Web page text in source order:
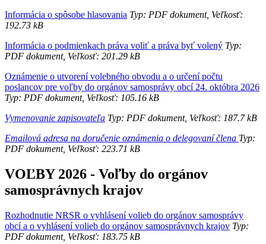
Informácia o spôsobe hlasovania Typ: PDF dokument, Veľkosť:
192.73 kB
Informácia o podmienkach práva voliť a práva byť volený Typ:
PDF dokument, Veľkosť: 201.29 kB
Oznámenie o utvorení volebného obvodu a o určení počtu
poslancov pre voľby do orgánov samosprávy obcí 24. októbra 2026
Typ: PDF dokument, Veľkosť: 105.16 kB
Vymenovanie zapisovateľa Typ: PDF dokument, Veľkosť: 187.7 kB
Emailová adresa na doručenie oznámenia o delegovaní člena Typ:
PDF dokument, Veľkosť: 223.71 kB
VOĽBY 2026 - Voľby do orgánov
samosprávnych krajov
Rozhodnutie NRSR o vyhlásení volieb do orgánov samosprávy
obcí a o vyhlásení volieb do orgánov samosprávnych krajov Typ:
PDF dokument, Veľkosť: 183.75 kB